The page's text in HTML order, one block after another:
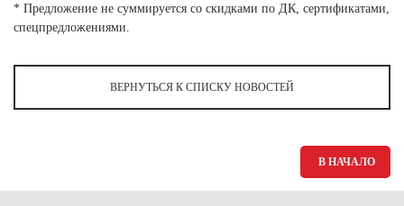
Ставропольский край (5)
Тульская область (1)
Тюменская область (3)
* Предложение не суммируется со скидками по ДК, сертификатами,
спецпредложениями.
ВЕРНУТЬСЯ К СПИСКУ НОВОСТЕЙ
В НАЧАЛО